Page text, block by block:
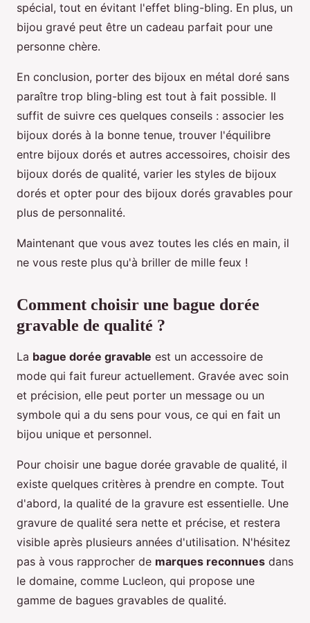
spécial, tout en évitant l'effet bling-bling. En plus, un
bijou gravé peut être un cadeau parfait pour une
personne chère.
En conclusion, porter des bijoux en métal doré sans
paraître trop bling-bling est tout à fait possible. Il
suffit de suivre ces quelques conseils : associer les
bijoux dorés à la bonne tenue, trouver l'équilibre
entre bijoux dorés et autres accessoires, choisir des
bijoux dorés de qualité, varier les styles de bijoux
dorés et opter pour des bijoux dorés gravables pour
plus de personnalité.
Maintenant que vous avez toutes les clés en main, il
ne vous reste plus qu'à briller de mille feux !
Comment choisir une bague dorée
gravable de qualité ?
La bague dorée gravable est un accessoire de
mode qui fait fureur actuellement. Gravée avec soin
et précision, elle peut porter un message ou un
symbole qui a du sens pour vous, ce qui en fait un
bijou unique et personnel.
Pour choisir une bague dorée gravable de qualité, il
existe quelques critères à prendre en compte. Tout
d'abord, la qualité de la gravure est essentielle. Une
gravure de qualité sera nette et précise, et restera
visible après plusieurs années d'utilisation. N'hésitez
pas à vous rapprocher de marques reconnues dans
le domaine, comme Lucleon, qui propose une
gamme de bagues gravables de qualité.